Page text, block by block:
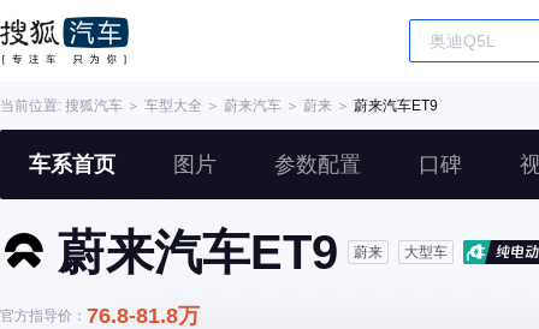
当前位置: 搜狐汽车 ＞ 车型大全 ＞ 蔚来汽车 ＞ 蔚来 ＞ 蔚来汽车ET9
车系首页 图片 参数配置 口碑
蔚来汽车ET9 蔚来 大型车
官方指导价： 76.8-81.8万